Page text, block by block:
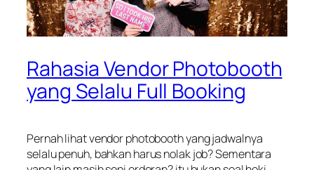
Rahasia Vendor Photobooth
yang Selalu Full Booking
Pernah lihat vendor photobooth yang jadwalnya
selalu penuh, bahkan harus nolak job? Sementara